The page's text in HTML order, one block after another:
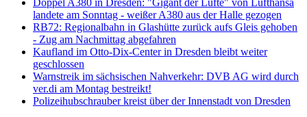
landete am Sonntag - weißer A380 aus der Halle gezogen
RB72: Regionalbahn in Glashütte zurück aufs Gleis gehoben
- Zug am Nachmittag abgefahren
Kaufland im Otto-Dix-Center in Dresden bleibt weiter
geschlossen
Warnstreik im sächsischen Nahverkehr: DVB AG wird durch
ver.di am Montag bestreikt!
Polizeihubschrauber kreist über der Innenstadt von Dresden